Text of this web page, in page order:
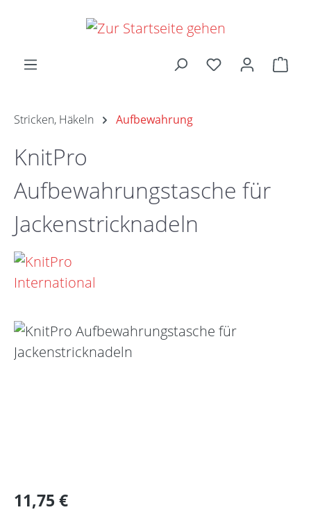
Zum Hauptinhalt springen
Stricken, Häkeln Aufbewahrung
KnitPro
Aufbewahrungstasche für
Jackenstricknadeln
Bildergalerie überspringen
Regulärer Preis:
11,75 €